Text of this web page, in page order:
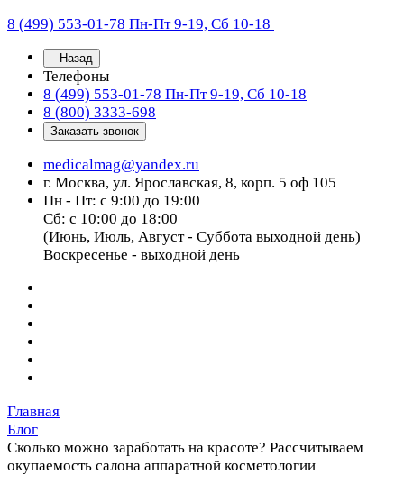
8 (499) 553-01-78 Пн-Пт 9-19, Сб 10-18
Назад
Телефоны
8 (499) 553-01-78 Пн-Пт 9-19, Сб 10-18
8 (800) 3333-698
Заказать звонок
medicalmag@yandex.ru
г. Москва, ул. Ярославская, 8, корп. 5 оф 105
Пн - Пт: с 9:00 до 19:00
Сб: с 10:00 до 18:00
(Июнь, Июль, Август - Суббота выходной день)
Воскресенье - выходной день
Главная
Блог
Сколько можно заработать на красоте? Рассчитываем
окупаемость салона аппаратной косметологии